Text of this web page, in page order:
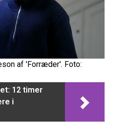
af 'Forræder'. Foto:
12 timer
i